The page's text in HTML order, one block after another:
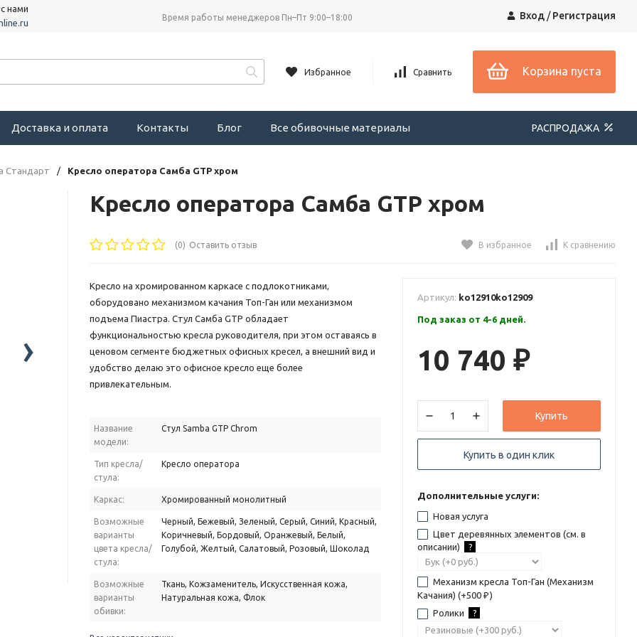
нами
Время работы менеджеров Пн–Пт 9:00–18:00 Вход/Регистрация
Избранное Сравнить Корзина пуста
Доставка и оплата Контакты Блог Все обивочные материалы РАСПРОДАЖА
Стандарт / Кресло оператора Самба GTP хром
›
Кресло оператора Самба GTP хром
(0) Оставить отзыв В избранное К сравнению
Кресло на хромированном каркасе с подлокотниками,
оборудовано механизмом качания Топ-Ган или механизмом
подъема Пиастра. Стул Самба GTP обладает
функциональностью кресла руководителя, при этом оставаясь в
ценовом сегменте бюджетных офисных кресел, а внешний вид и
удобство делаю это офисное кресло еще более
привлекательным.
Название
модели:
Стул Samba GTP Chrom
Тип кресла/
стула:
Кресло оператора
Каркас: Хромированный монолитный
Возможные
варианты
цвета кресла/
стула:
Черный, Бежевый, Зеленый, Серый, Синий, Красный,
Коричневый, Бордовый, Оранжевый, Белый,
Голубой, Желтый, Салатовый, Розовый, Шоколад
Возможные
варианты
обивки:
Ткань, Кожзаменитель, Искусственная кожа,
Натуральная кожа, Флок
Артикул: ko12910ko12909
Под заказ от 4-6 дней.
10 740 ₽
Купить
Купить в один клик
Дополнительные услуги:
Новая услуга
Цвет деревянных элементов (см. в
описании)
?
Механизм кресла Топ-Ган (Механизм
Качания) (+500 ₽ )
Ролики
?